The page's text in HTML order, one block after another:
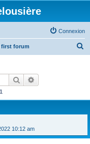
Connexion
first forum
Rechercher
1
10:12 am